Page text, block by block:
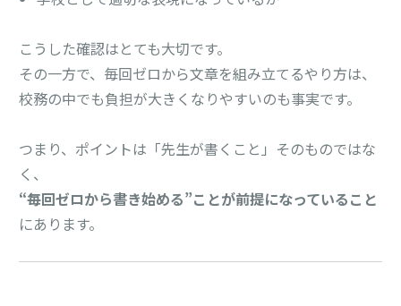
こうした確認はとても大切です。
その一方で、毎回ゼロから文章を組み立てるやり方は、
校務の中でも負担が大きくなりやすいのも事実です。
つまり、ポイントは「先生が書くこと」そのものではな
く、
“毎回ゼロから書き始める”ことが前提になっていること
にあります。